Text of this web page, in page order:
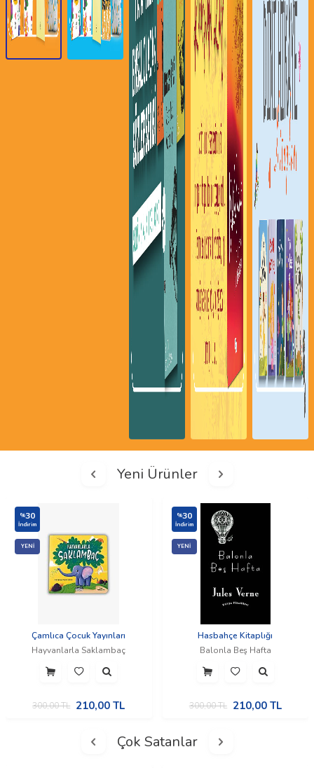
Yeni Ürünler
%30
İndirim
YENI
Çamlıca Çocuk Yayınları
Hayvanlarla Saklambaç
300,00TL 210,00 TL
%30
İndirim
YENI
Hasbahçe Kitaplığı
Balonla Beş Hafta
300,00TL 210,00TL
Çok Satanlar